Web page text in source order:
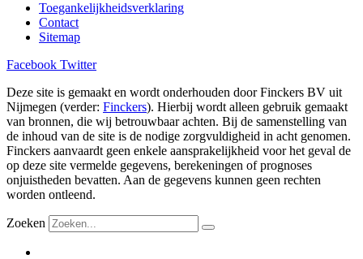
Toegankelijkheidsverklaring
Contact
Sitemap
Facebook Twitter
Deze site is gemaakt en wordt onderhouden door Finckers BV uit
Nijmegen (verder: Finckers). Hierbij wordt alleen gebruik gemaakt
van bronnen, die wij betrouwbaar achten. Bij de samenstelling van
de inhoud van de site is de nodige zorgvuldigheid in acht genomen.
Finckers aanvaardt geen enkele aansprakelijkheid voor het geval de
op deze site vermelde gegevens, berekeningen of prognoses
onjuistheden bevatten. Aan de gegevens kunnen geen rechten
worden ontleend.
Zoeken